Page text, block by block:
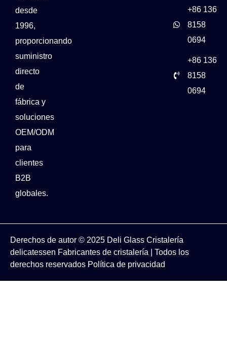
desde
1996,
proporcionando
suministro
directo
de
fábrica y
soluciones
OEM/ODM
para
clientes
B2B
globales.
+86 136
8158
0694
+86 136
8158
0694
Derechos de autor © 2025 Deli Glass Cristalería
delicatessen Fabricantes de cristalería
| Todos los
derechos reservados Política de privacidad